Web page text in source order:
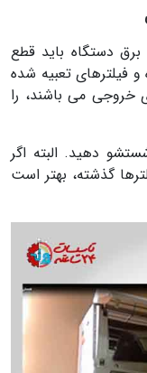
دستگاه باید قطع
فیلترهای تعبیه شده
خروجی می باشند، را
دهید. البته اگر
گذشته، بهتر است